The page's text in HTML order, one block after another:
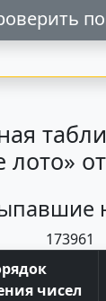
лото»
173961
чисел